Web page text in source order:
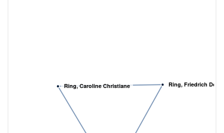
Ring, Friedrich
Ring, Caroline Christiane